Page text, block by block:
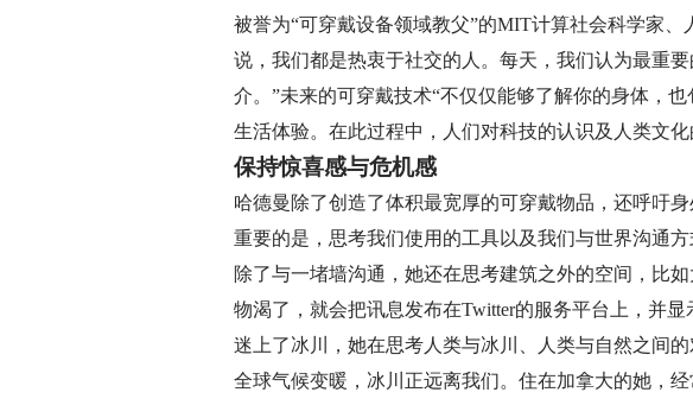
被誉为“可穿戴设备领域教父”的MIT计算社会科学家、
说，我们都是热衷于社交的人。每天，我们认为最重
介。”未来的可穿戴技术“不仅仅能够了解你的身体，
生活体验。在此过程中，人们对科技的认识及人类文
保持惊喜感与危机感
哈德曼除了创造了体积最宽厚的可穿戴物品，还呼吁
重要的是，思考我们使用的工具以及我们与世界沟通
除了与一堵墙沟通，她还在思考建筑之外的空间，比
物渴了，就会把讯息发布在Twitter的服务平台上，并
迷上了冰川，她在思考人类与冰川、人类与自然之间
全球气候变暖，冰川正远离我们。住在加拿大的她，